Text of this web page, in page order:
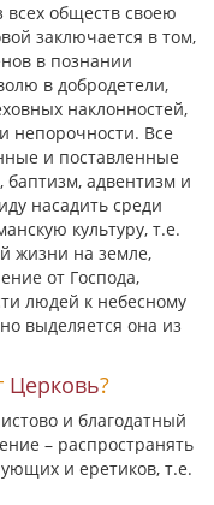
всех обществ своею
заключается в том,
в познании
в добродетели,
наклонностей,
непорочности. Все
и поставленные
адвентизм и
насадить среди
культуру, т.е.
жизни на земле,
от Господа,
людей к небесному
выделяется она из
Церковь?
и благодатный
– распространять
и еретиков, т.е.